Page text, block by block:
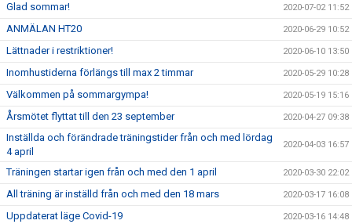
Glad sommar! 2020-07-02 11:52
ANMÄLAN HT20 2020-06-29 10:52
Lättnader i restriktioner! 2020-06-10 13:50
Inomhustiderna förlängs till max 2 timmar 2020-05-29 10:28
Välkommen på sommargympa! 2020-05-19 15:16
Årsmötet flyttat till den 23 september 2020-04-27 09:38
Inställda och förändrade träningstider från och med lördag
4 april
2020-04-03 16:57
Träningen startar igen från och med den 1 april 2020-03-30 22:02
All träning är inställd från och med den 18 mars 2020-03-17 16:08
Uppdaterat läge Covid-19 2020-03-16 14:48